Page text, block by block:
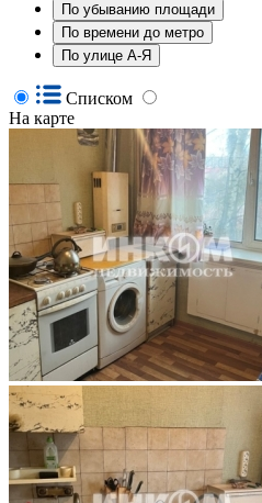
По убыванию площади
По времени до метро
По улице А-Я
Списком
На карте